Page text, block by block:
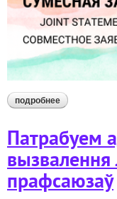
подробнее о заява ў
аляксандра
Патрабуем
прафсаюзаў